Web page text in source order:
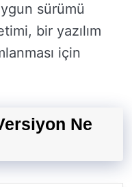
sürümü
bir yazılım
için
Ne